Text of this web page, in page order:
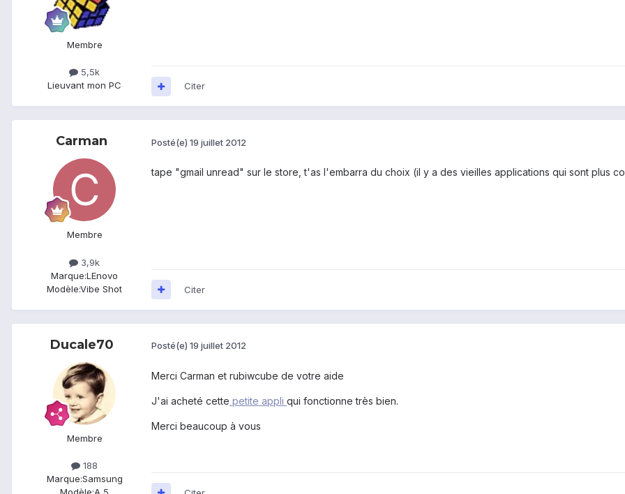
Membre
5,5k
Lieuvant mon PC Citer
Carman
Membre
3,9k
Marque:LEnovo
Modèle:Vibe Shot
Posté(e) 19 juillet 2012
tape "gmail unread" sur le store, t'as l'embarra du choix (il y a des vieilles applications qui sont plus
Citer
Ducale70
Membre
188
Marque:Samsung
Posté(e) 19 juillet 2012
Merci Carman et rubiwcube de votre aide
J'ai acheté cette petite appli qui fonctionne très bien.
Merci beaucoup à vous